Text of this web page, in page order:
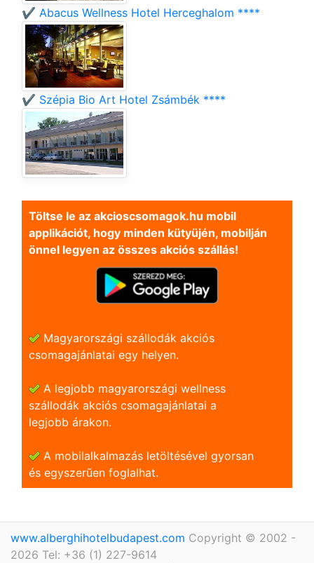
✔️ Abacus Wellness Hotel Herceghalom ****
✔️ Szépia Bio Art Hotel Zsámbék ****
Töltse le az akcioscsomagok.hu mobil
applikációt, hogy minden kütyüjén, mobilján
önnel legyen az összes akciós szállás!
Magyarországi szállodák akciós
csomagajánlatai egy helyen.
A legjobb magyarországi wellness
szállodák akciós csomagajánlatai a
legjobb árakon.
A mobilalkalmazás letöltésével gyorsan
és egyszerũen foglalhat.
www.alberghihotelbudapest.com Copyright © 2002 -
2026 Tel: +36 (1) 227-9614